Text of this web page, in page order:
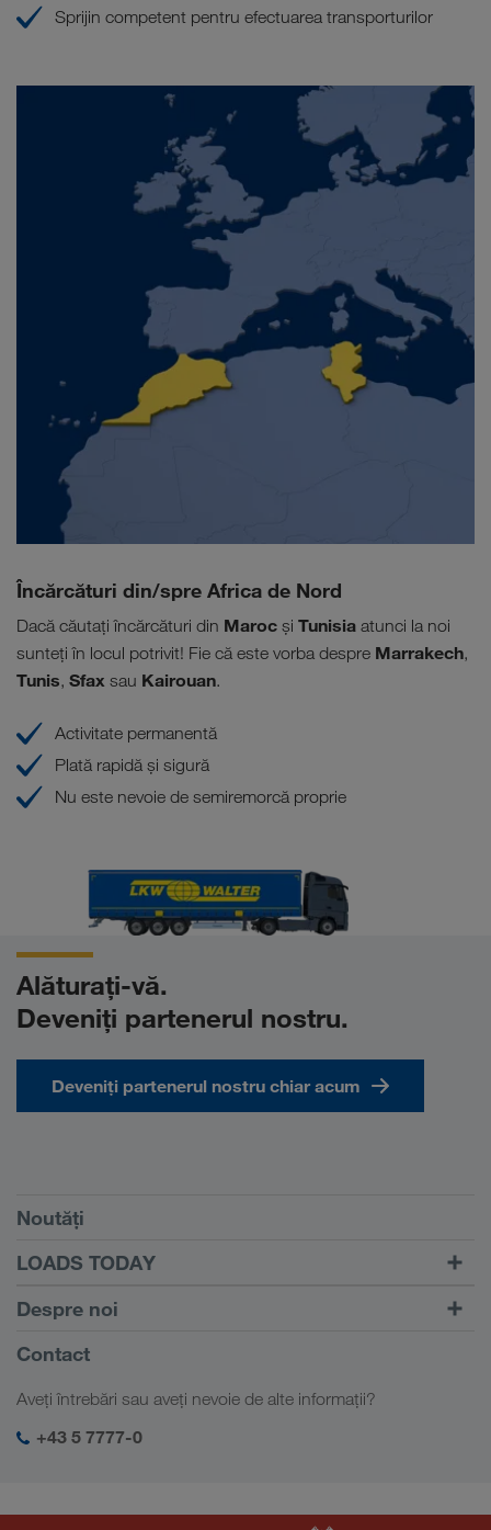
Sprijin competent pentru efectuarea transporturilor
Încărcături din/spre Africa de Nord
Dacă căutați încărcături din Maroc și Tunisia atunci la noi
sunteți în locul potrivit! Fie că este vorba despre Marrakech,
Tunis, Sfax sau Kairouan.
Activitate permanentă
Plată rapidă și sigură
Nu este nevoie de semiremorcă proprie
Alăturați-vă.
Deveniți partenerul nostru.
Deveniți partenerul nostru chiar acum
Condiții
Noutăți
LOADS TODAY
Căutare transport cu
LOADS TODAY
Aflați mai multe
Către autentificare
Despre noi
Informații despre firma noastră
Management SHEQ
Contact
Aveți întrebări sau aveți nevoie de alte informații?
+43 5 7777-0